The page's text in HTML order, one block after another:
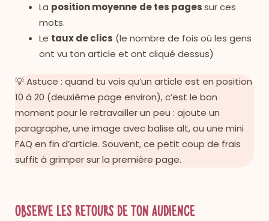
La position moyenne de tes pagessur ces
mots.
Le taux de clics (le nombre de fois où les gens
ont vu ton article et ont cliqué dessus)
💡 Astuce : quand tu vois qu’un article est en position
10 à 20 (deuxième page environ), c’est le bon
moment pour le retravailler un peu : ajoute un
paragraphe, une image avec balise alt, ou une mini
FAQ en fin d’article. Souvent, ce petit coup de frais
suffit à grimper sur la première page.
Observe les retours de ton audience